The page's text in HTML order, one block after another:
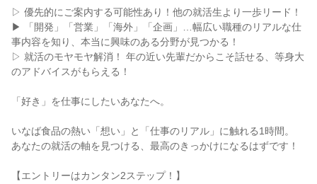
▷ 優先的にご案内する可能性あり！他の就活生より一歩リード！
▶ 「開発」「営業」「海外」「企画」…幅広い職種のリアルな仕
事内容を知り、本当に興味のある分野が見つかる！
▷ 就活のモヤモヤ解消！ 年の近い先輩だからこそ話せる、等身大
のアドバイスがもらえる！
「好き」を仕事にしたいあなたへ。
いなば食品の熱い「想い」と「仕事のリアル」に触れる1時間。
あなたの就活の軸を見つける、最高のきっかけになるはずです！
【エントリーはカンタン2ステップ！】